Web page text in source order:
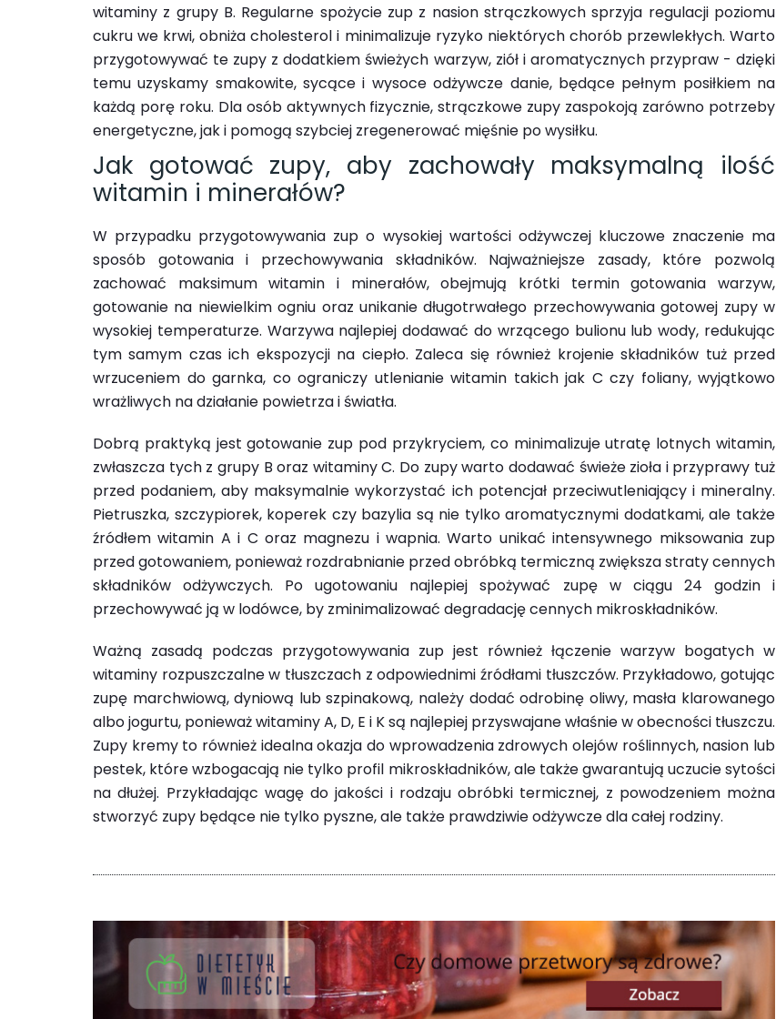
witaminy z grupy B. Regularne spożycie zup z nasion strączkowych sprzyja regulacji poziomu
cukru we krwi, obniża cholesterol i minimalizuje ryzyko niektórych chorób przewlekłych. Warto
przygotowywać te zupy z dodatkiem świeżych warzyw, ziół i aromatycznych przypraw - dzięki
temu uzyskamy smakowite, sycące i wysoce odżywcze danie, będące pełnym posiłkiem na
każdą porę roku. Dla osób aktywnych fizycznie, strączkowe zupy zaspokoją zarówno potrzeby
energetyczne, jak i pomogą szybciej zregenerować mięśnie po wysiłku.
Jak gotować zupy, aby zachowały maksymalną ilość
witamin i minerałów?
W przypadku przygotowywania zup o wysokiej wartości odżywczej kluczowe znaczenie ma
sposób gotowania i przechowywania składników. Najważniejsze zasady, które pozwolą
zachować maksimum witamin i minerałów, obejmują krótki termin gotowania warzyw,
gotowanie na niewielkim ogniu oraz unikanie długotrwałego przechowywania gotowej zupy w
wysokiej temperaturze. Warzywa najlepiej dodawać do wrzącego bulionu lub wody, redukując
tym samym czas ich ekspozycji na ciepło. Zaleca się również krojenie składników tuż przed
wrzuceniem do garnka, co ograniczy utlenianie witamin takich jak C czy foliany, wyjątkowo
wrażliwych na działanie powietrza i światła.
Dobrą praktyką jest gotowanie zup pod przykryciem, co minimalizuje utratę lotnych witamin,
zwłaszcza tych z grupy B oraz witaminy C. Do zupy warto dodawać świeże zioła i przyprawy tuż
przed podaniem, aby maksymalnie wykorzystać ich potencjał przeciwutleniający i mineralny.
Pietruszka, szczypiorek, koperek czy bazylia są nie tylko aromatycznymi dodatkami, ale także
źródłem witamin A i C oraz magnezu i wapnia. Warto unikać intensywnego miksowania zup
przed gotowaniem, ponieważ rozdrabnianie przed obróbką termiczną zwiększa straty cennych
składników odżywczych. Po ugotowaniu najlepiej spożywać zupę w ciągu 24 godzin i
przechowywać ją w lodówce, by zminimalizować degradację cennych mikroskładników.
Ważną zasadą podczas przygotowywania zup jest również łączenie warzyw bogatych w
witaminy rozpuszczalne w tłuszczach z odpowiednimi źródłami tłuszczów. Przykładowo, gotując
zupę marchwiową, dyniową lub szpinakową, należy dodać odrobinę oliwy, masła klarowanego
albo jogurtu, ponieważ witaminy A, D, E i K są najlepiej przyswajane właśnie w obecności tłuszczu.
Zupy kremy to również idealna okazja do wprowadzenia zdrowych olejów roślinnych, nasion lub
pestek, które wzbogacają nie tylko profil mikroskładników, ale także gwarantują uczucie sytości
na dłużej. Przykładając wagę do jakości i rodzaju obróbki termicznej, z powodzeniem można
stworzyć zupy będące nie tylko pyszne, ale także prawdziwie odżywcze dla całej rodziny.